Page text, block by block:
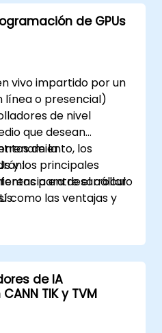
de GPUs
vivo impartido por un
línea o presencial)
de nivel
que desean
de la
y los principales
para desarrollar
los
entre el cálculo
como las ventajas y
y la herramienta
aplicación de GPU.
básico de GPU que
de vectores utilizando
y
de IA
TIK y TVM